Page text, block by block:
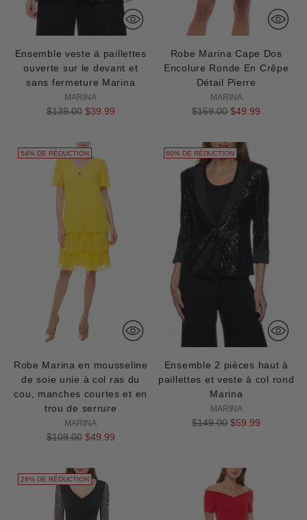
Ensemble veste à paillettes
ouverte sur le devant et
sans fermeture Marina
MARINA
Prix
$139.00 $39.99
Robe Marina Cape Dos
Encolure Ronde En Crêpe
Détail Pierre
MARINA
Prix
$159.00 $49.99
54% DE RÉDUCTION
Robe Marina en mousseline
de soie unie à col ras du
cou, manches courtes et en
trou de serrure
MARINA
Prix
$109.00 $49.99
60% DE RÉDUCTION
Ensemble 2 pièces haut à
paillettes et veste à col rond
Marina
MARINA
Prix
$149.00 $59.99
28% DE RÉDUCTION